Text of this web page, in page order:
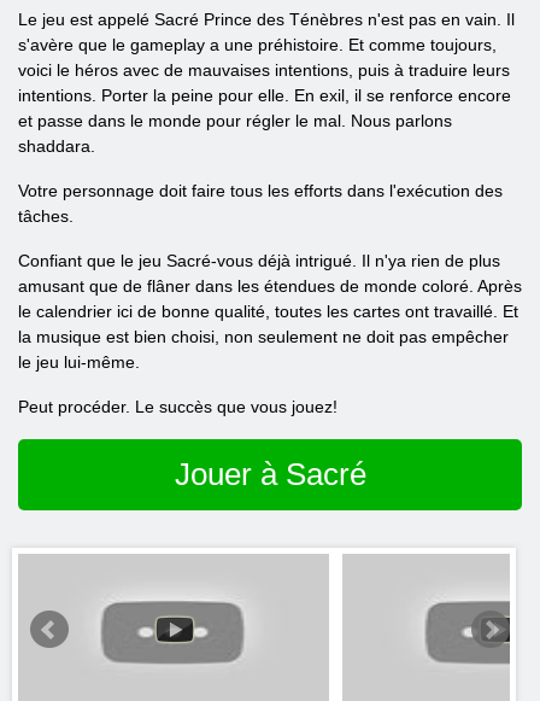
Le jeu est appelé Sacré Prince des Ténèbres n'est pas en vain. Il
s'avère que le gameplay a une préhistoire. Et comme toujours,
voici le héros avec de mauvaises intentions, puis à traduire leurs
intentions. Porter la peine pour elle. En exil, il se renforce encore
et passe dans le monde pour régler le mal. Nous parlons
shaddara.
Votre personnage doit faire tous les efforts dans l'exécution des
tâches.
Confiant que le jeu Sacré-vous déjà intrigué. Il n'ya rien de plus
amusant que de flâner dans les étendues de monde coloré. Après
le calendrier ici de bonne qualité, toutes les cartes ont travaillé. Et
la musique est bien choisi, non seulement ne doit pas empêcher
le jeu lui-même.
Peut procéder. Le succès que vous jouez!
Jouer à Sacré